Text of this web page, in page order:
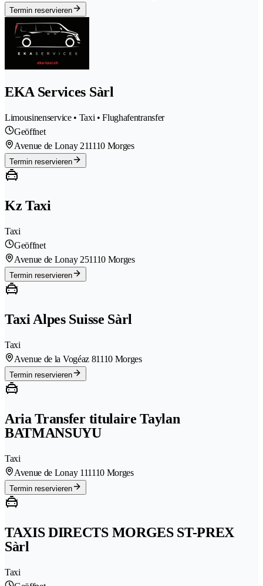
Termin reservieren
EKA Services Sàrl
Limousinenservice • Taxi • Flughafentransfer
Geöffnet
Avenue de Lonay 211110 Morges
Termin reservieren
Kz Taxi
Taxi
Geöffnet
Avenue de Lonay 251110 Morges
Termin reservieren
Taxi Alpes Suisse Sàrl
Taxi
Avenue de la Vogéaz 81110 Morges
Termin reservieren
Aria Transfer titulaire Taylan
BATMANSUYU
Taxi
Avenue de Lonay 111110 Morges
Termin reservieren
TAXIS DIRECTS MORGES ST-PREX
Sàrl
Taxi